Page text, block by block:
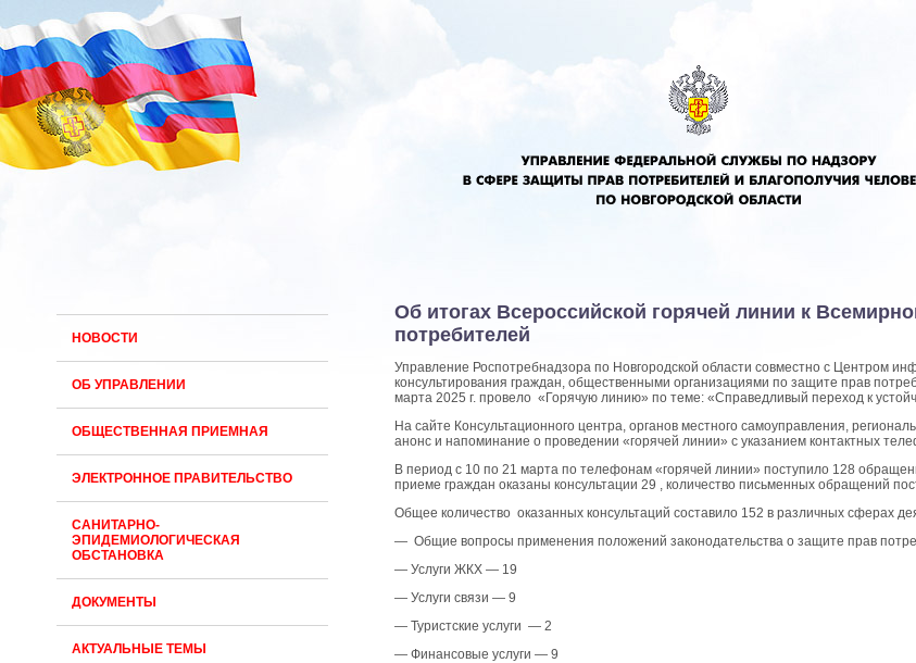
НОВОСТИ
ОБ УПРАВЛЕНИИ
ОБЩЕСТВЕННАЯ ПРИЕМНАЯ
ЭЛЕКТРОННОЕ ПРАВИТЕЛЬСТВО
САНИТАРНО-
ЭПИДЕМИОЛОГИЧЕСКАЯ
ОБСТАНОВКА
ДОКУМЕНТЫ
АКТУАЛЬНЫЕ ТЕМЫ
Об итогах Всероссийской горячей линии к
потребителей
Управление Роспотребнадзора по Новгородской области совместно с Центром
консультирования граждан, общественными организациями по защите прав
марта 2025 г. провело «Горячую линию» по теме: «Справедливый переход к
На сайте Консультационного центра, органов местного самоуправления,
анонс и напоминание о проведении «горячей линии» с указанием контактных
В период с 10 по 21 марта по телефонам «горячей линии» поступило 128
приеме граждан оказаны консультации 29 , количество письменных обращений
Общее количество оказанных консультаций составило 152 в различных сферах
— Общие вопросы применения положений законодательства о защите прав
— Услуги ЖКХ — 19
— Услуги связи — 9
— Туристские услуги — 2
— Финансовые услуги — 9